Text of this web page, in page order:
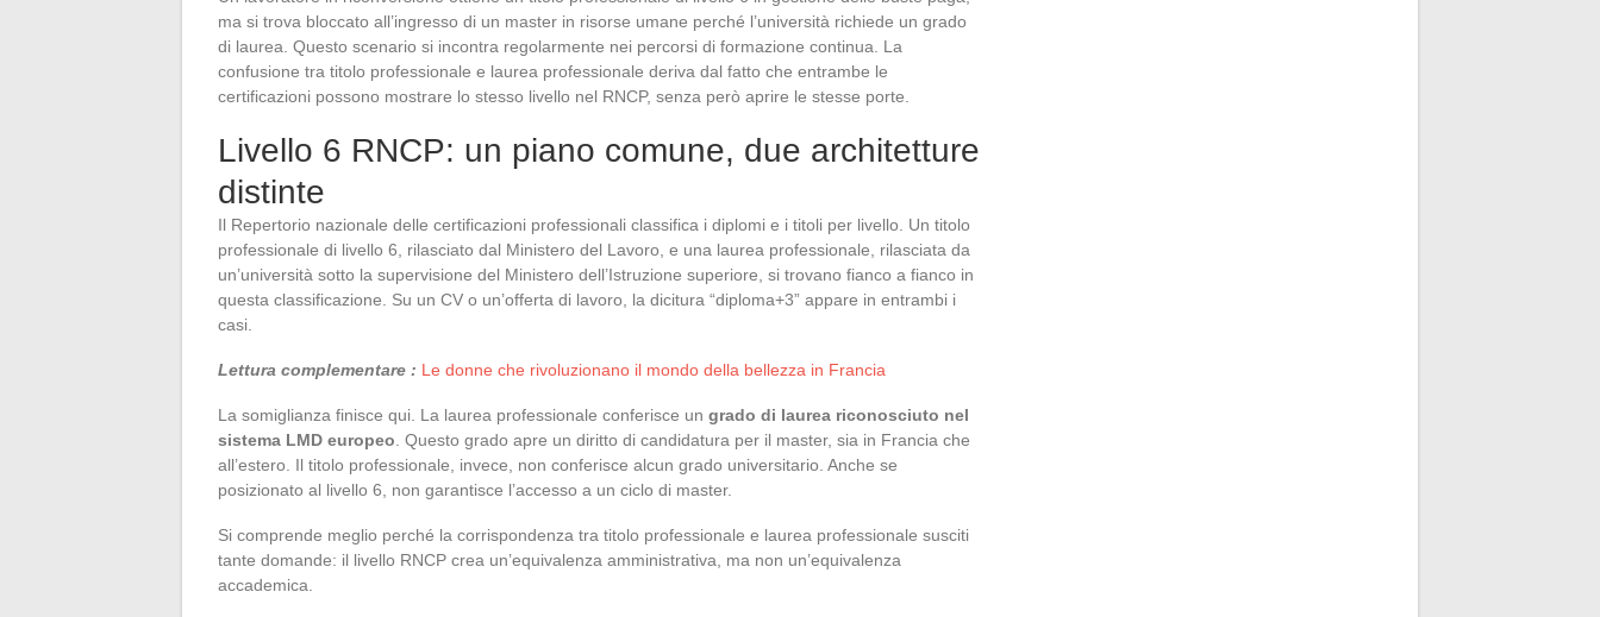
ma si trova bloccato all’ingresso di un master in risorse umane perché l’università richiede un grado
di laurea. Questo scenario si incontra regolarmente nei percorsi di formazione continua. La
confusione tra titolo professionale e laurea professionale deriva dal fatto che entrambe le
certificazioni possono mostrare lo stesso livello nel RNCP, senza però aprire le stesse porte.
Livello 6 RNCP: un piano comune, due architetture
distinte
Il Repertorio nazionale delle certificazioni professionali classifica i diplomi e i titoli per livello. Un titolo
professionale di livello 6, rilasciato dal Ministero del Lavoro, e una laurea professionale, rilasciata da
un’università sotto la supervisione del Ministero dell’Istruzione superiore, si trovano fianco a fianco in
questa classificazione. Su un CV o un’offerta di lavoro, la dicitura “diploma+3” appare in entrambi i
casi.
Lettura complementare : Le donne che rivoluzionano il mondo della bellezza in Francia
La somiglianza finisce qui. La laurea professionale conferisce un grado di laurea riconosciuto nel
sistema LMD europeo . Questo grado apre un diritto di candidatura per il master, sia in Francia che
all’estero. Il titolo professionale, invece, non conferisce alcun grado universitario. Anche se
posizionato al livello 6, non garantisce l’accesso a un ciclo di master.
Si comprende meglio perché la corrispondenza tra titolo professionale e laurea professionale susciti
tante domande: il livello RNCP crea un’equivalenza amministrativa, ma non un’equivalenza
accademica.